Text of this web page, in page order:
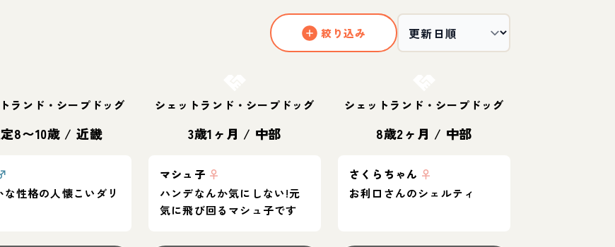
絞り込み
ランド・シープドッグ
8〜10歳 / 近畿
な性格の人懐こいダリ
シェットランド・シープドッグ
3歳1ヶ月 / 中部
マシュ子 ♀
ハンデなんか気にしない!元
気に飛び回るマシュ子です
シェットランド・シープドッグ
8歳2ヶ月 / 中部
さくらちゃん ♀
お利口さんのシェルティ